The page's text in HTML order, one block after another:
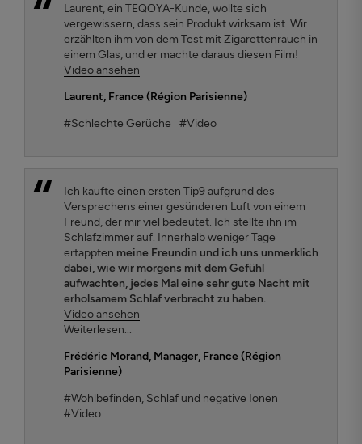
Laurent, ein TEQOYA-Kunde, wollte sich
vergewissern, dass sein Produkt wirksam ist. Wir
erzählten ihm von dem Test mit Zigarettenrauch in
einem Glas, und er machte daraus diesen Film!
Video ansehen
Laurent, France (Région Parisienne)
#Schlechte Gerüche
#Video
Ich kaufte einen ersten Tip9 aufgrund des
Versprechens einer gesünderen Luft von einem
Freund, der mir viel bedeutet. Ich stellte ihn im
Schlafzimmer auf. Innerhalb weniger Tage
ertappten meine Freundin und ich uns unmerklich
dabei, wie wir morgens mit dem Gefühl
aufwachten, jedes Mal eine sehr gute Nacht mit
erholsamem Schlaf verbracht zu haben.
Video ansehen
Weiterlesen...
Frédéric Morand, Manager, France (Région
Parisienne)
#Wohlbefinden, Schlaf und negative Ionen
#Video